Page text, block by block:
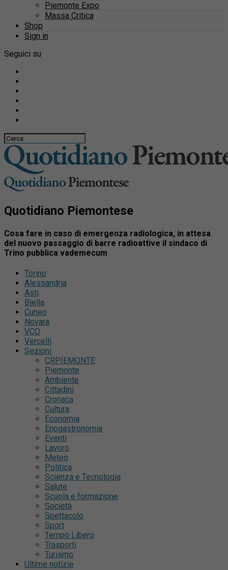
Piemonte Expo
Massa Critica
Shop
Sign in
Seguici su
Quotidiano Piemontese
Cosa fare in caso di emergenza radiologica, in attesa
del nuovo passaggio di barre radioattive il sindaco di
Trino pubblica vademecum
Torino
Alessandria
Asti
Biella
Cuneo
Novara
VCO
Vercelli
Sezioni
CRPIEMONTE
Piemonte
Ambiente
Cittadini
Cronaca
Cultura
Economia
Enogastronomia
Eventi
Lavoro
Meteo
Politica
Scienza e Tecnologia
Salute
Scuola e formazione
Società
Spettacolo
Sport
Tempo Libero
Trasporti
Turismo
Ultime notizie